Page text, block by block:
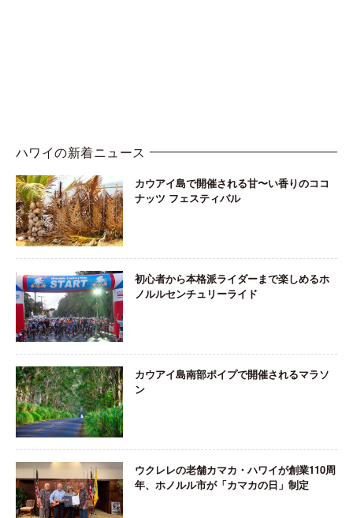
ハワイの新着ニュース
カウアイ島で開催される甘〜い香りのココ
ナッツ フェスティバル
初心者から本格派ライダーまで楽しめるホ
ノルルセンチュリーライド
カウアイ島南部ポイプで開催されるマラソ
ン
ウクレレの老舗カマカ・ハワイが創業110周
年、ホノルル市が「カマカの日」制定